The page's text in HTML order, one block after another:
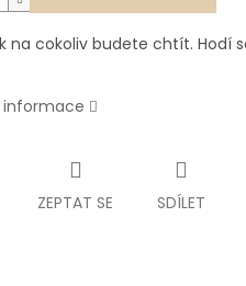
na cokoliv budete chtít. Hodí
informace
ZEPTAT SE SDÍLET